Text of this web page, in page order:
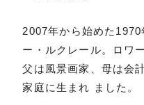
2007年から始めた1970
ー・ルクレール。ロワ
父は風景画家、母は会
家庭に生まれ ました。